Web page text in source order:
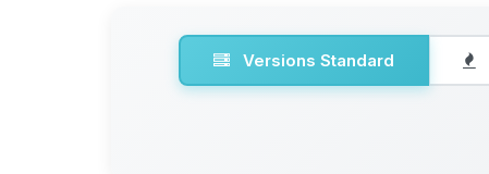
Versions Standard